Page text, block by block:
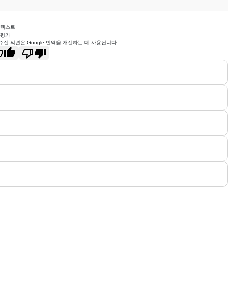
스트
가
신 의견은 Google 번역을 개선하는 데 사용됩니다.